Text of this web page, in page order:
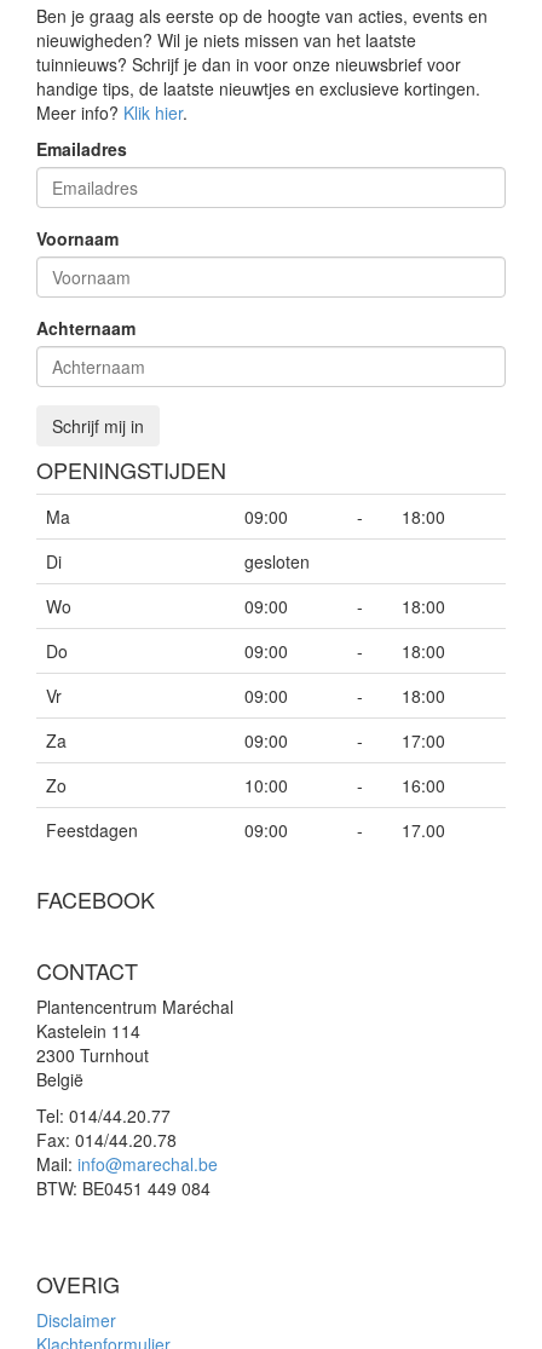
Ben je graag als eerste op de hoogte van acties, events en
nieuwigheden? Wil je niets missen van het laatste
tuinnieuws? Schrijf je dan in voor onze nieuwsbrief voor
handige tips, de laatste nieuwtjes en exclusieve kortingen.
Meer info? Klik hier.
Emailadres
Voornaam
Achternaam
Schrijf mij in
OPENINGSTIJDEN
Ma 09:00 -
18:00
Di
gesloten
Wo
09:00 -
18:00
Do
09:00 -
18:00
Vr
09:00 -
18:00
Za
09:00 -
17:00
Zo
10:00 -
16:00
Feestdagen
09:00 - 17.00
FACEBOOK
CONTACT
Plantencentrum Maréchal
Kastelein 114
2300 Turnhout
België
Tel: 014/44.20.77
Fax: 014/44.20.78
Mail: info@marechal.be
BTW: BE0451 449 084
OVERIG
Disclaimer
Klachtenformulier